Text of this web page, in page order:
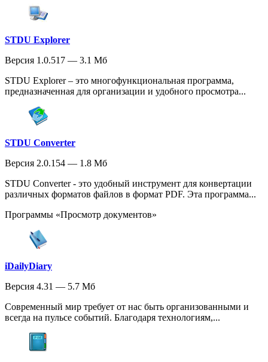
STDU Explorer
Версия 1.0.517 — 3.1 Мб
STDU Explorer – это многофункциональная программа,
предназначенная для организации и удобного просмотра...
STDU Converter
Версия 2.0.154 — 1.8 Мб
STDU Converter - это удобный инструмент для конвертации
различных форматов файлов в формат PDF. Эта программа...
Программы «Просмотр документов»
iDailyDiary
Версия 4.31 — 5.7 Мб
Современный мир требует от нас быть организованными и
всегда на пульсе событий. Благодаря технологиям,...